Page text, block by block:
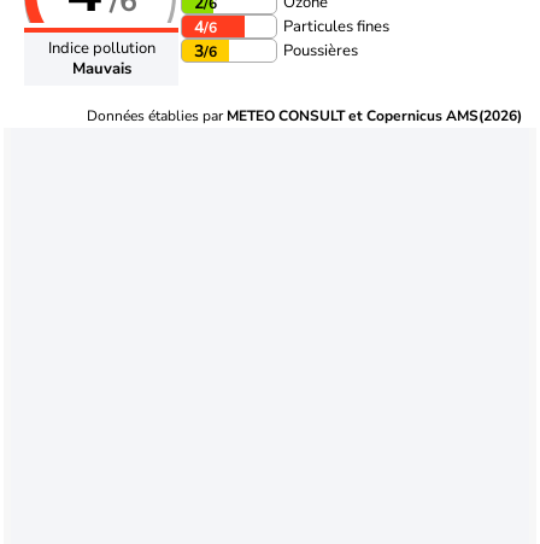
Indice pollution
Mauvais
4/6 Particules fines
3/6 Poussières
Données établies parMETEO CONSULT et Copernicus AMS(2026)